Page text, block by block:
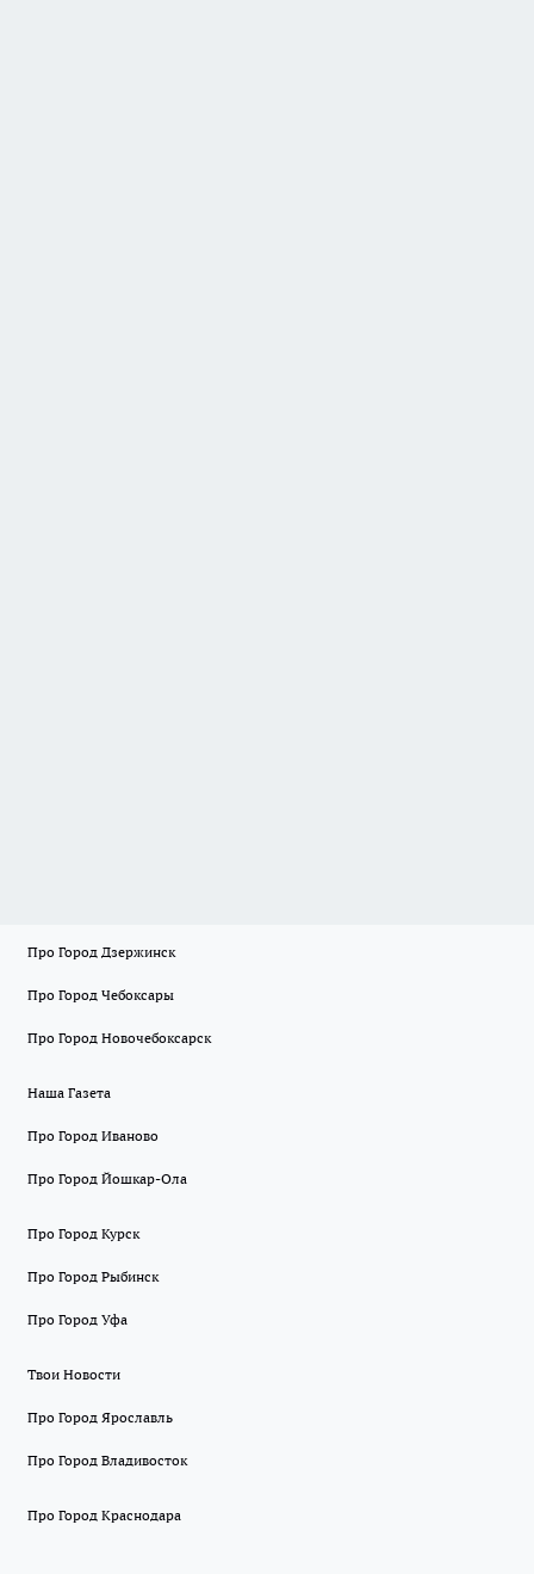
Про Город Дзержинск
Про Город Чебоксары
Про Город Новочебоксарск
Наша Газета
Про Город Иваново
Про Город Йошкар-Ола
Про Город Курск
Про Город Рыбинск
Про Город Уфа
Твои Новости
Про Город Ярославль
Про Город Владивосток
Про Город Краснодара